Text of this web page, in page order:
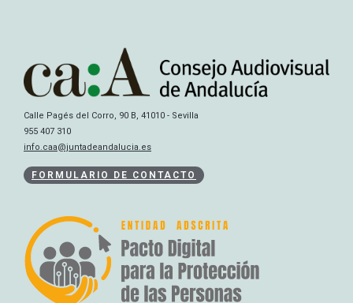
Calle Pagés del Corro, 90 B, 41010 - Sevilla
955 407 310
info.caa@juntadeandalucia.es
FORMULARIO DE CONTACTO